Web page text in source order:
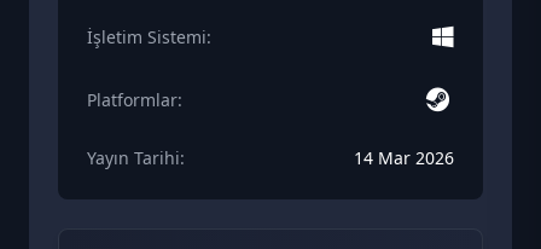
İşletim Sistemi:
Platformlar:
Yayın Tarihi: 14 Mar 2026